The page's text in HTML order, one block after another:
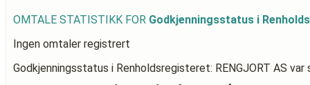
OMTALE STATISTIKK FOR Godkjenningsstatus i
Ingen omtaler registrert
Godkjenningsstatus i Renholdsregisteret: RENGJORT AS var